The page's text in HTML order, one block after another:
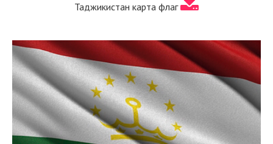
Таджикистан карта флаг